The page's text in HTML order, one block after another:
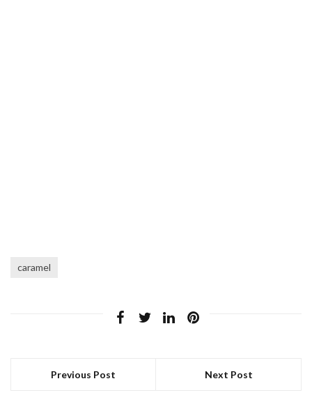
caramel
Previous Post Next Post